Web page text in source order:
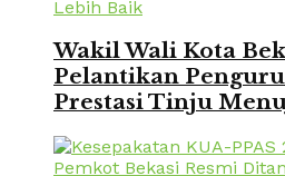
Wakil Wali Kota
Pelantikan
Prestasi Tinju